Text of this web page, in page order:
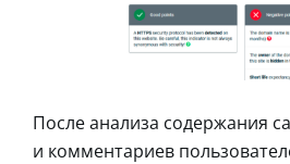
После анализа содержания
и комментариев